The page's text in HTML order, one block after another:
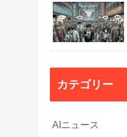
カテゴリー
AIニュース